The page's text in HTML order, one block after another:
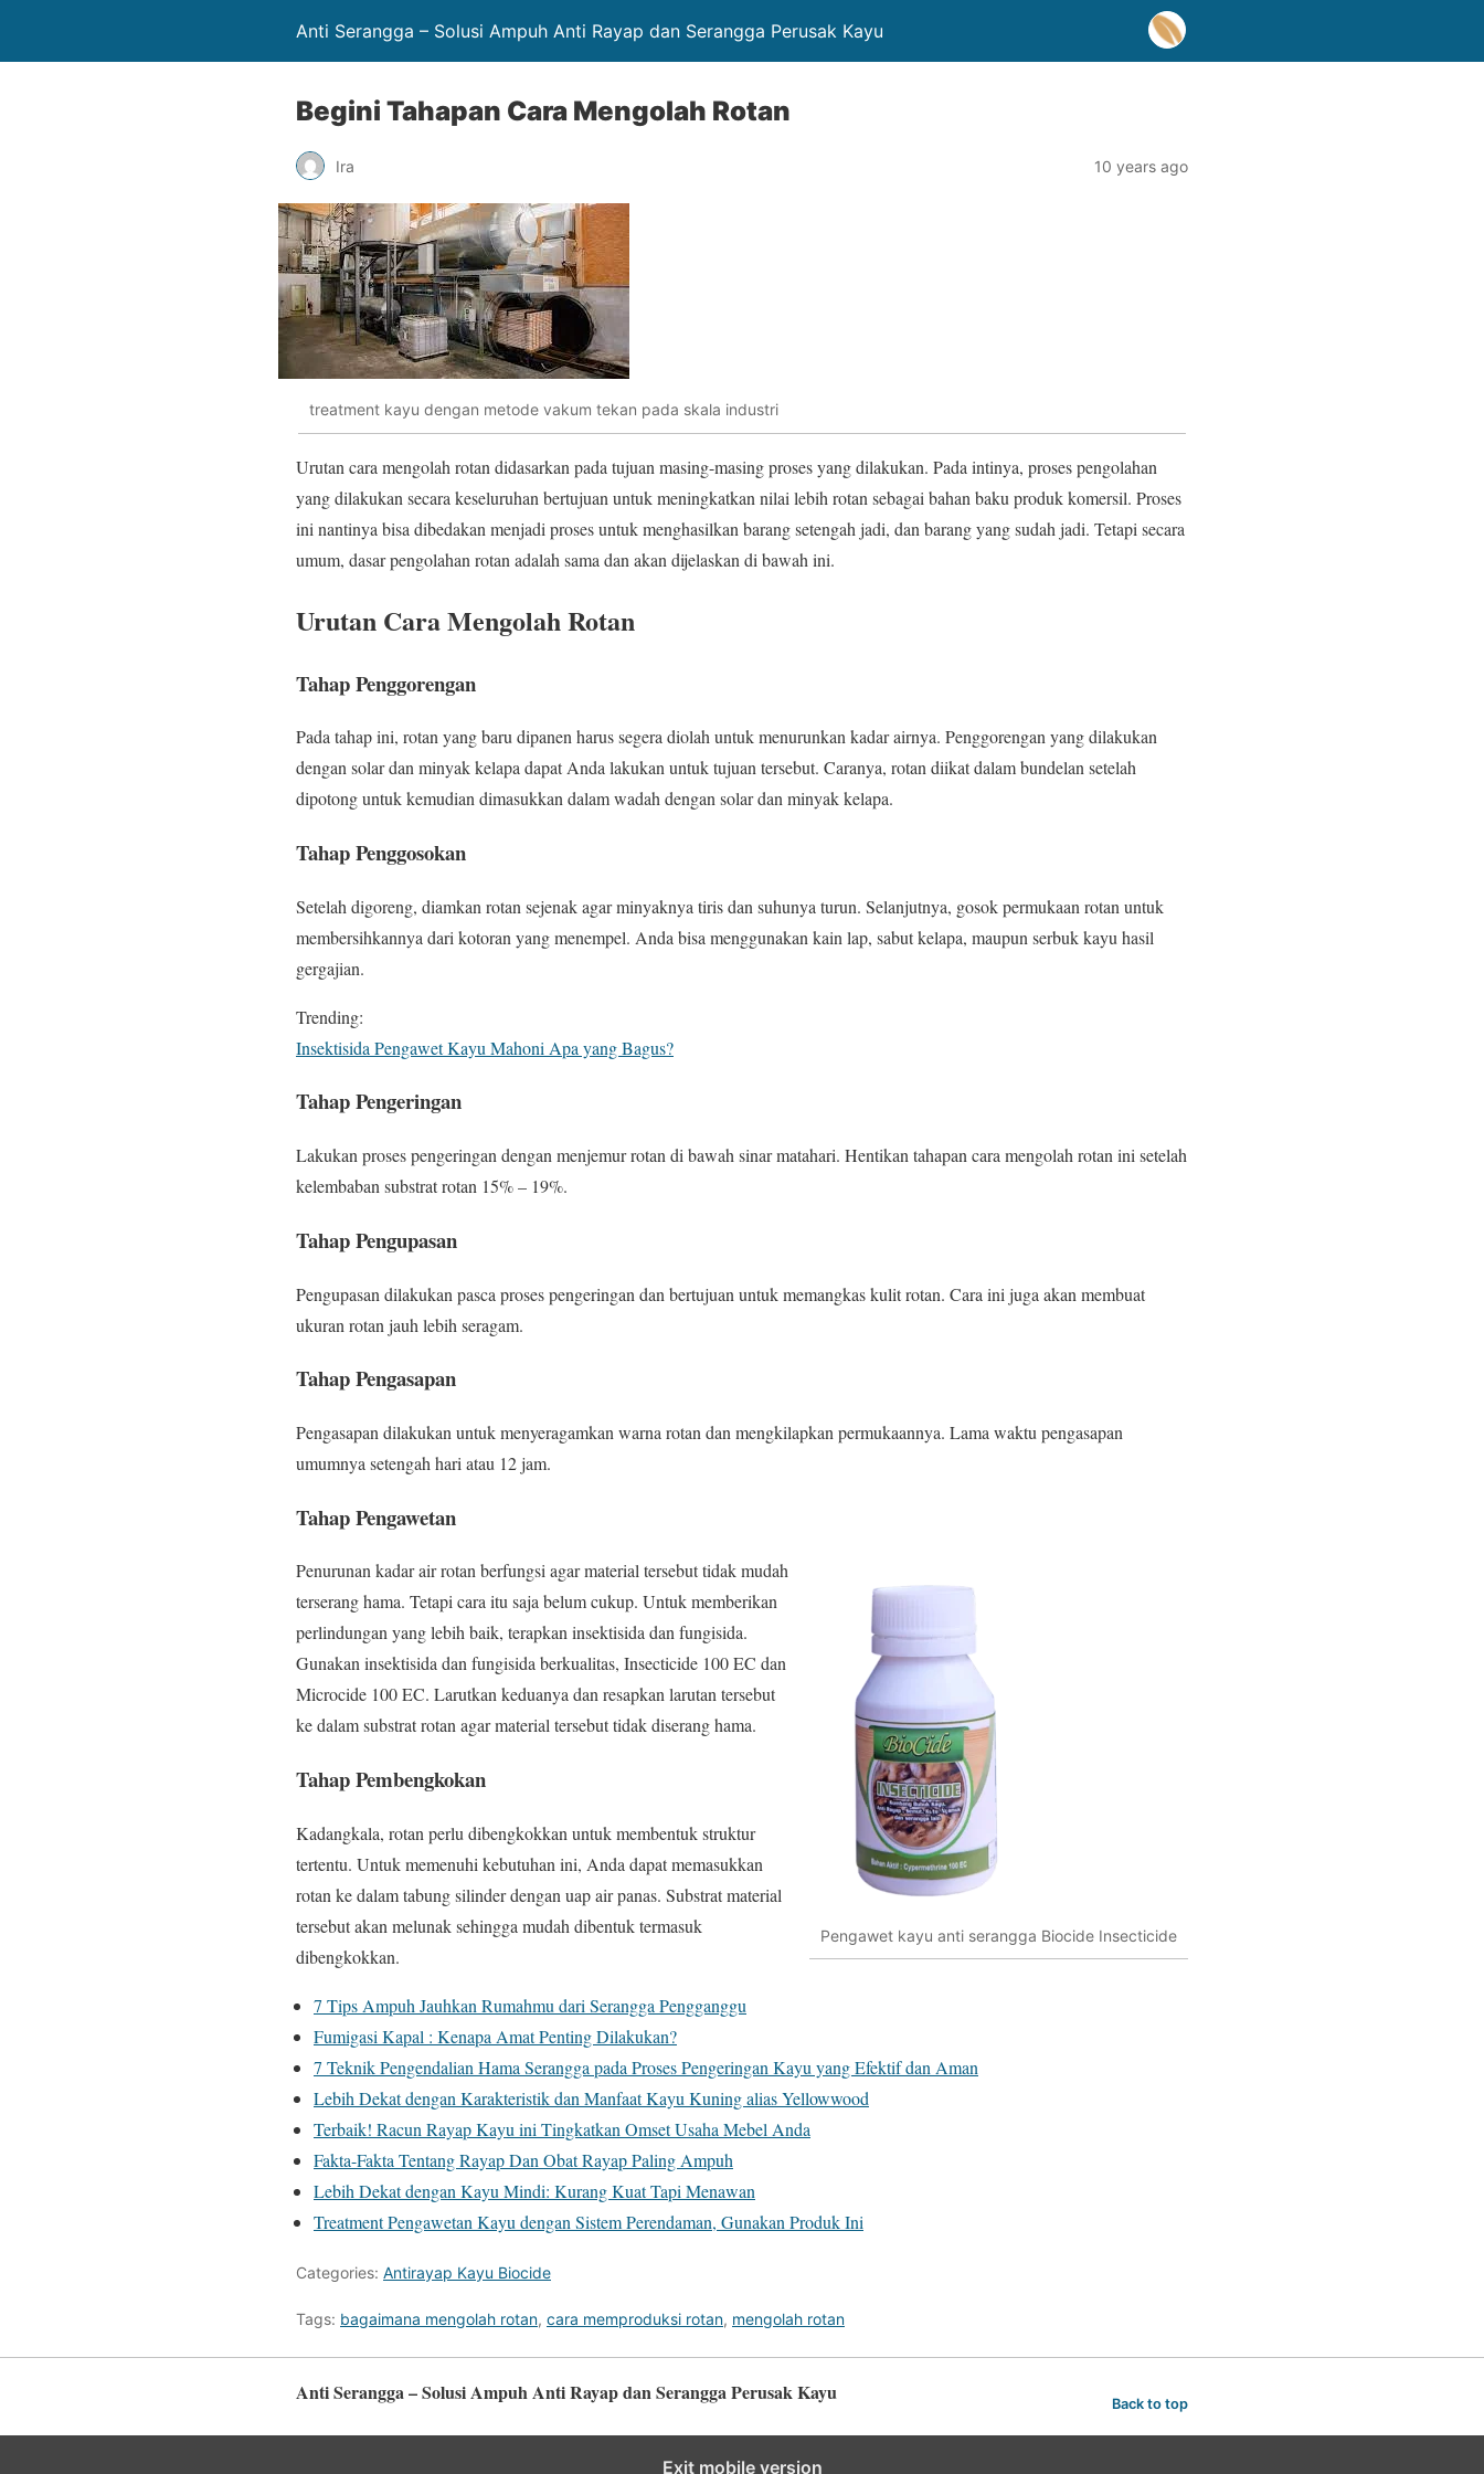
Anti Serangga – Solusi Ampuh Anti Rayap dan Serangga Perusak Kayu
Begini Tahapan Cara Mengolah Rotan
Ira 10 years ago
treatment kayu dengan metode vakum tekan pada skala industri
Urutan cara mengolah rotan didasarkan pada tujuan masing-masing proses yang dilakukan. Pada intinya, proses pengolahan
yang dilakukan secara keseluruhan bertujuan untuk meningkatkan nilai lebih rotan sebagai bahan baku produk komersil. Proses
ini nantinya bisa dibedakan menjadi proses untuk menghasilkan barang setengah jadi, dan barang yang sudah jadi. Tetapi secara
umum, dasar pengolahan rotan adalah sama dan akan dijelaskan di bawah ini.
Urutan Cara Mengolah Rotan
Tahap Penggorengan
Pada tahap ini, rotan yang baru dipanen harus segera diolah untuk menurunkan kadar airnya. Penggorengan yang dilakukan
dengan solar dan minyak kelapa dapat Anda lakukan untuk tujuan tersebut. Caranya, rotan diikat dalam bundelan setelah
dipotong untuk kemudian dimasukkan dalam wadah dengan solar dan minyak kelapa.
Tahap Penggosokan
Setelah digoreng, diamkan rotan sejenak agar minyaknya tiris dan suhunya turun. Selanjutnya, gosok permukaan rotan untuk
membersihkannya dari kotoran yang menempel. Anda bisa menggunakan kain lap, sabut kelapa, maupun serbuk kayu hasil
gergajian.
Trending:
Insektisida Pengawet Kayu Mahoni Apa yang Bagus?
Tahap Pengeringan
Lakukan proses pengeringan dengan menjemur rotan di bawah sinar matahari. Hentikan tahapan cara mengolah rotan ini setelah
kelembaban substrat rotan 15% – 19%.
Tahap Pengupasan
Pengupasan dilakukan pasca proses pengeringan dan bertujuan untuk memangkas kulit rotan. Cara ini juga akan membuat
ukuran rotan jauh lebih seragam.
Tahap Pengasapan
Pengasapan dilakukan untuk menyeragamkan warna rotan dan mengkilapkan permukaannya. Lama waktu pengasapan
umumnya setengah hari atau 12 jam.
Tahap Pengawetan
Pengawet kayu anti serangga Biocide Insecticide
Penurunan kadar air rotan berfungsi agar material tersebut tidak mudah
terserang hama. Tetapi cara itu saja belum cukup. Untuk memberikan
perlindungan yang lebih baik, terapkan insektisida dan fungisida.
Gunakan insektisida dan fungisida berkualitas, Insecticide 100 EC dan
Microcide 100 EC. Larutkan keduanya dan resapkan larutan tersebut
ke dalam substrat rotan agar material tersebut tidak diserang hama.
Tahap Pembengkokan
Kadangkala, rotan perlu dibengkokkan untuk membentuk struktur
tertentu. Untuk memenuhi kebutuhan ini, Anda dapat memasukkan
rotan ke dalam tabung silinder dengan uap air panas. Substrat material
tersebut akan melunak sehingga mudah dibentuk termasuk
dibengkokkan.
7 Tips Ampuh Jauhkan Rumahmu dari Serangga Pengganggu
Fumigasi Kapal : Kenapa Amat Penting Dilakukan?
7 Teknik Pengendalian Hama Serangga pada Proses Pengeringan Kayu yang Efektif dan Aman
Lebih Dekat dengan Karakteristik dan Manfaat Kayu Kuning alias Yellowwood
Terbaik! Racun Rayap Kayu ini Tingkatkan Omset Usaha Mebel Anda
Fakta-Fakta Tentang Rayap Dan Obat Rayap Paling Ampuh
Lebih Dekat dengan Kayu Mindi: Kurang Kuat Tapi Menawan
Treatment Pengawetan Kayu dengan Sistem Perendaman, Gunakan Produk Ini
Categories: Antirayap Kayu Biocide
Tags: bagaimana mengolah rotan, cara memproduksi rotan, mengolah rotan
Anti Serangga – Solusi Ampuh Anti Rayap dan Serangga Perusak Kayu Back to top
Exit mobile version